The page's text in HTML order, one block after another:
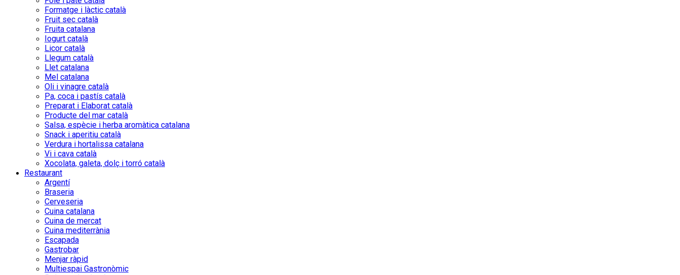
Formatge i làctic català
Fruit sec català
Fruita catalana
Iogurt català
Licor català
Llegum català
Llet catalana
Mel catalana
Oli i vinagre català
Pa, coca i pastís català
Preparat i Elaborat català
Producte del mar català
Salsa, espècie i herba aromàtica catalana
Snack i aperitiu català
Verdura i hortalissa catalana
Vi i cava català
Xocolata, galeta, dolç i torró català
Restaurant
Argentí
Braseria
Cerveseria
Cuina catalana
Cuina de mercat
Cuina mediterrània
Escapada
Gastrobar
Menjar ràpid
Multiespai Gastronòmic